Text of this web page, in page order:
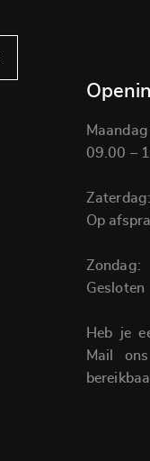
09.00 –
Zaterdag:
Op
Zondag:
Gesloten
Heb je
Mail